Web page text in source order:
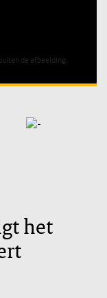
de afbeelding.
het